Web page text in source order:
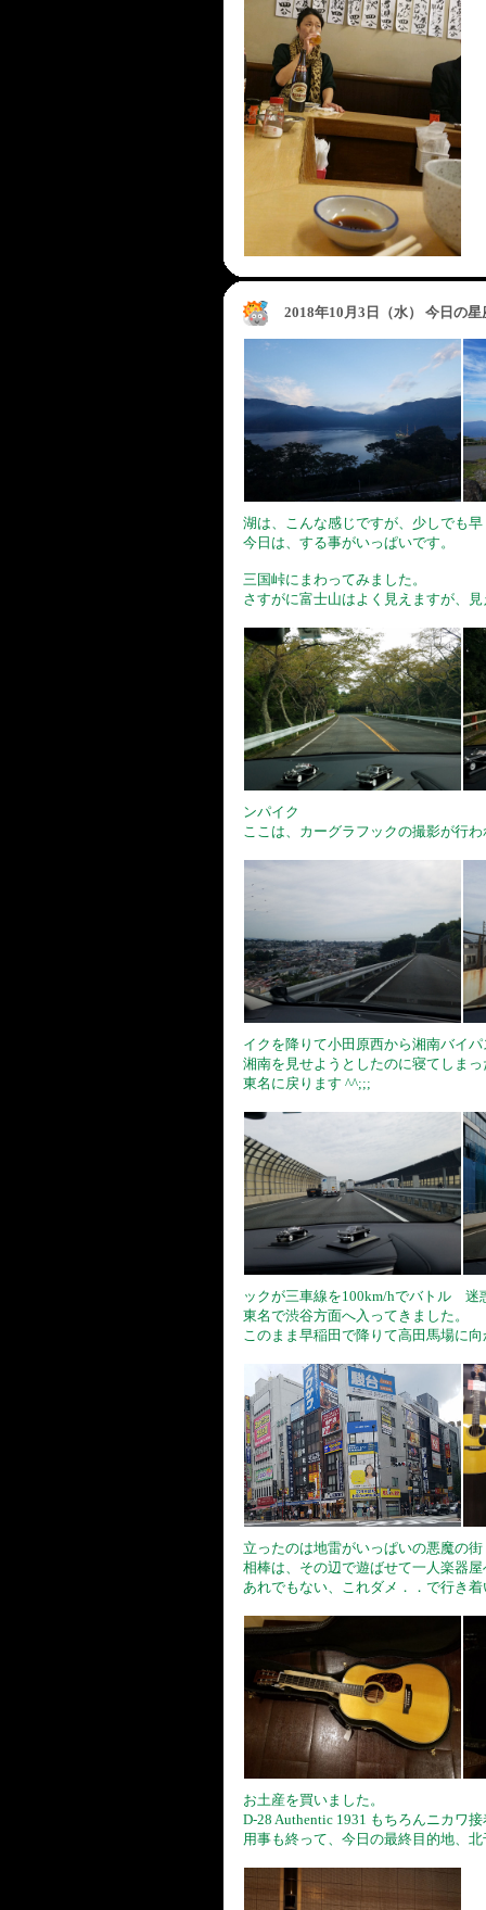
2018年10月3日（水） 今日の
湖は、こんな感じですが、少しでも
今日は、する事がいっぱいです。
三国峠にまわってみました。
さすがに富士山はよく見えますが、
ンパイク
ここは、カーグラフックの撮影が行
イクを降りて小田原西から湘南バイパ
湘南を見せようとしたのに寝てしまっ
東名に戻ります ^^;;;
ックが三車線を100km/hでバトル 迷
東名で渋谷方面へ入ってきました。
このまま早稲田で降りて高田馬場に
立ったのは地雷がいっぱいの悪魔の
相棒は、その辺で遊ばせて一人楽器屋
あれでもない、これダメ．．で行き
お土産を買いました。
D-28 Authentic 1931 もちろんニカワ
用事も終って、今日の最終目的地、